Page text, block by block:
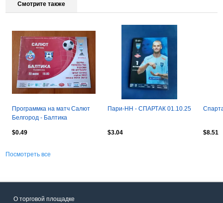
Смотрите также
Программка на матч Салют
Белгород - Балтика
$0.49
Пари-НН - СПАРТАК 01.10.25
$3.04 $8.51
Посмотреть все
О торговой площадке